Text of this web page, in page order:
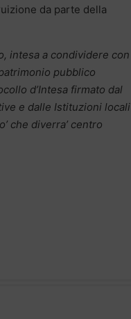
da parte della
intesa a condividere con
pubblico
d’Intesa firmato dal
e dalle Istituzioni locali
che diverra’ centro